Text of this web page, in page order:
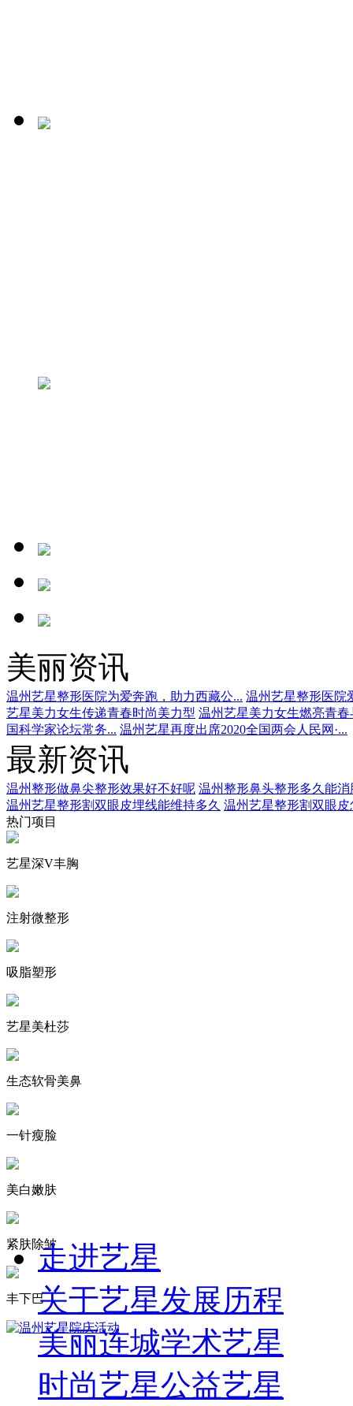
美丽资讯
温州艺星整形医院为爱奔跑，助力西藏公... 温州艺星整形医院
艺星美力女生传递青春时尚美力型 温州艺星美力女生燃亮青春
国科学家论坛常务... 温州艺星再度出席2020全国两会人民网·...
最新资讯
温州整形做鼻尖整形效果好不好呢 温州整形鼻头整形多久能消
温州艺星整形割双眼皮埋线能维持多久 温州艺星整形割双眼皮
热门项目
艺星深V丰胸
注射微整形
吸脂塑形
艺星美杜莎
生态软骨美鼻
一针瘦脸
美白嫩肤
紧肤除皱
丰下巴
走进艺星
关于艺星发展历程
美丽连城学术艺星
时尚艺星公益艺星